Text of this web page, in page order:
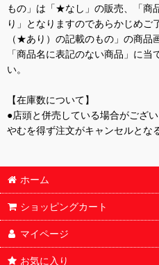
もの」は「★なし」の販売、「商
り」となりますのであらかじめご
（★あり）の記載のもの」の商品
「商品名に表記のない商品」に
い。
【在庫数について】
●店頭と併売している場合がござ
やむを得ず注文がキャンセルとな
ホーム
ショッピングカート
マイページ
お気に入り